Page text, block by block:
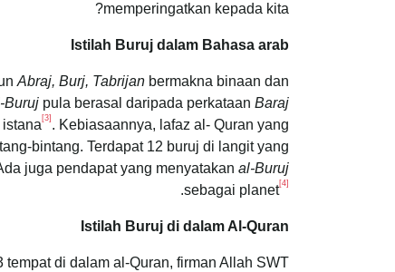
memperingatkan kepada kita?
Istilah Buruj dalam Bahasa arab
Abraj, Burj, Tabrijan bermakna binaan dan
Buruj pula berasal daripada perkataan Baraj
[3] . Kebiasaannya, lafaz al- Quran yang
bintang. Terdapat 12 buruj di langit yang
juga pendapat yang menyatakan al-Buruj
sebagai planet[4]
.
Istilah Buruj di dalam Al-Quran
di dalam al-Quran, firman Allah SWT: